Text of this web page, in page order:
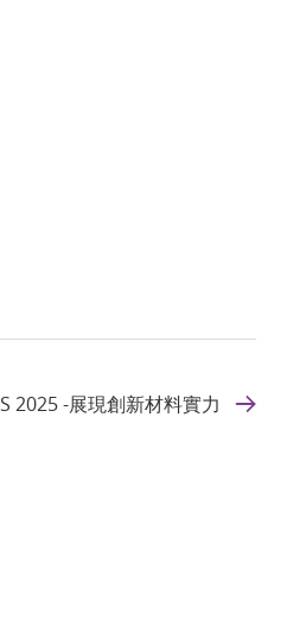
2025 -展現創新材料實力